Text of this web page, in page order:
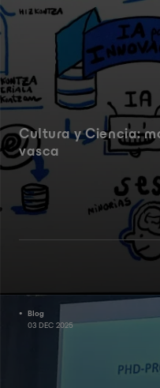
Cultura y Ciencia:
vasca
Blog
03 DEC 2025